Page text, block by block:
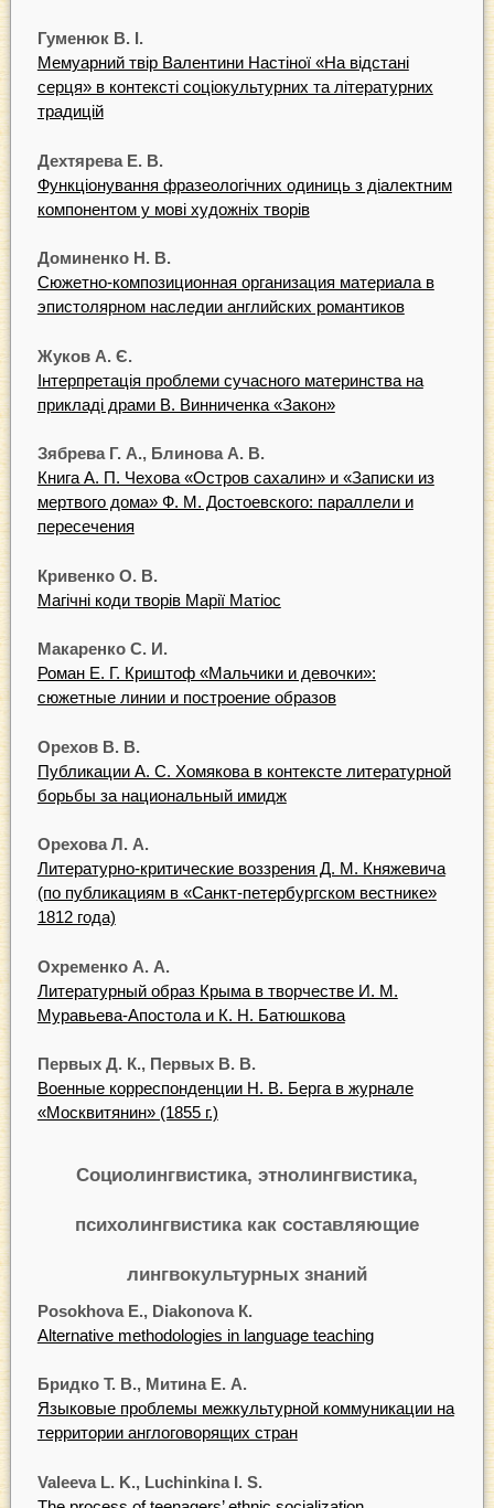
Гуменюк В. І.
Мемуарний твір Валентини Настіної «На відстані
серця» в контексті соціокультурних та літературних
традицій
Дехтярева Е. В.
Функціонування фразеологічних одиниць з діалектним
компонентом у мові художніх творів
Доминенко Н. В.
Сюжетно-композиционная организация материала в
эпистолярном наследии английских романтиков
Жуков А. Є.
Інтерпретація проблеми сучасного материнства на
прикладі драми В. Винниченка «Закон»
Зябрева Г. А., Блинова А. В.
Книга А. П. Чехова «Остров сахалин» и «Записки из
мертвого дома» Ф. М. Достоевского: параллели и
пересечения
Кривенко О. В.
Магічні коди творів Марії Матіос
Макаренко C. И.
Роман Е. Г. Криштоф «Мальчики и девочки»:
сюжетные линии и построение образов
Орехов В. В.
Публикации А. С. Хомякова в контексте литературной
борьбы за национальный имидж
Орехова Л. А.
Литературно-критические воззрения Д. М. Княжевича
(по публикациям в «Санкт-петербургском вестнике»
1812 года)
Охременко А. А.
Литературный образ Крыма в творчестве И. М.
Муравьева-Апостола и К. Н. Батюшкова
Первых Д. К., Первых В. В.
Военные корреспонденции Н. В. Берга в журнале
«Москвитянин» (1855 г.)
Социолингвистика, этнолингвистика,
психолингвистика как составляющие
лингвокультурных знаний
Posokhova E., Diakonova К.
Alternative methodologies in language teaching
Бридко Т. В., Митина Е. А.
Языковые проблемы межкультурной коммуникации на
территории англоговорящих стран
Valeeva L. K., Luchinkina I. S.